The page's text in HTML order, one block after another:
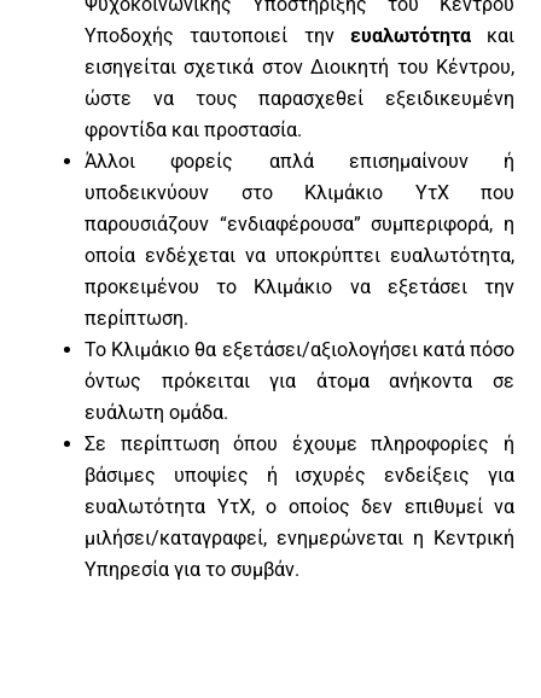
Υποδοχής ταυτοποιεί την ευαλωτότητακαι
εισηγείται σχετικά στον Διοικητή του Κέντρου,
ώστε να τους παρασχεθεί εξειδικευμένη
φροντίδα και προστασία.
Άλλοι φορείς απλά επισημαίνουν ή
υποδεικνύουν στο Κλιμάκιο ΥτΧ που
παρουσιάζουν “ενδιαφέρουσα” συμπεριφορά, η
οποία ενδέχεται να υποκρύπτει ευαλωτότητα,
προκειμένου το Κλιμάκιο να εξετάσει την
περίπτωση.
Το Κλιμάκιο θα εξετάσει/αξιολογήσει κατά πόσο
όντως πρόκειται για άτομα ανήκοντα σε
ευάλωτη ομάδα.
Σε περίπτωση όπου έχουμε πληροφορίες ή
βάσιμες υποψίες ή ισχυρές ενδείξεις για
ευαλωτότητα ΥτΧ, ο οποίος δεν επιθυμεί να
μιλήσει/καταγραφεί, ενημερώνεται η Κεντρική
Υπηρεσία για το συμβάν.